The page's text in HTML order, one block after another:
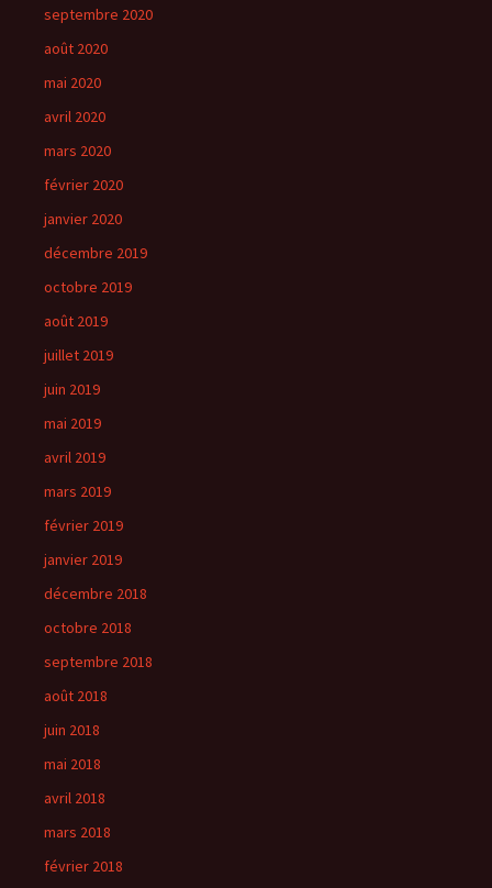
septembre 2020
août 2020
mai 2020
avril 2020
mars 2020
février 2020
janvier 2020
décembre 2019
octobre 2019
août 2019
juillet 2019
juin 2019
mai 2019
avril 2019
mars 2019
février 2019
janvier 2019
décembre 2018
octobre 2018
septembre 2018
août 2018
juin 2018
mai 2018
avril 2018
mars 2018
février 2018